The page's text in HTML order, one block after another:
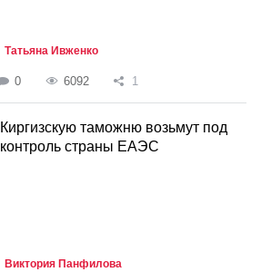
Татьяна Ивженко
0 6092 1
Киргизскую таможню возьмут под
контроль страны ЕАЭС
Виктория Панфилова